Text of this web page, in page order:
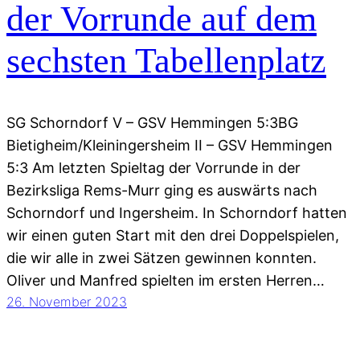
der Vorrunde auf dem
sechsten Tabellenplatz
SG Schorndorf V – GSV Hemmingen 5:3BG
Bietigheim/Kleiningersheim II – GSV Hemmingen
5:3 Am letzten Spieltag der Vorrunde in der
Bezirksliga Rems-Murr ging es auswärts nach
Schorndorf und Ingersheim. In Schorndorf hatten
wir einen guten Start mit den drei Doppelspielen,
die wir alle in zwei Sätzen gewinnen konnten.
Oliver und Manfred spielten im ersten Herren…
26. November 2023